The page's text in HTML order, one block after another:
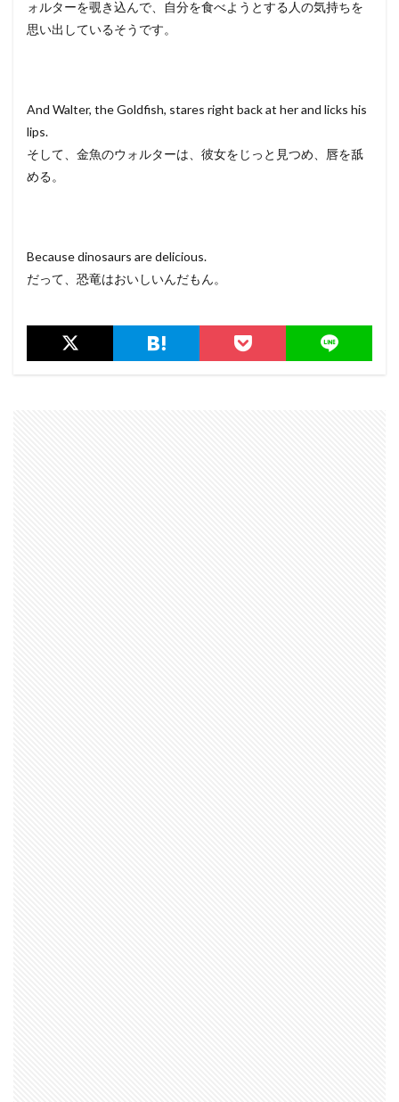
ォルターを覗き込んで、自分を食べようとする人の気持ちを
思い出しているそうです。
And Walter, the Goldfish, stares right back at her and licks his
lips.
そして、金魚のウォルターは、彼女をじっと見つめ、唇を舐
める。
Because dinosaurs are delicious.
だって、恐竜はおいしいんだもん。